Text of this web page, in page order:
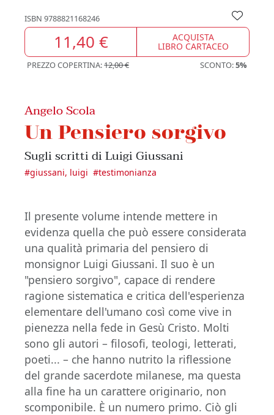
ISBN 9788821168246
11,40 € ACQUISTA
LIBRO CARTACEO
PREZZO COPERTINA:12,00 € SCONTO:5%
Angelo Scola
Un Pensiero sorgivo
Sugli scritti di Luigi Giussani
#giussani, luigi #testimonianza
Il presente volume intende mettere in
evidenza quella che può essere considerata
una qualità primaria del pensiero di
monsignor Luigi Giussani. Il suo è un
"pensiero sorgivo", capace di rendere
ragione sistematica e critica dell'esperienza
elementare dell'umano così come vive in
pienezza nella fede in Gesù Cristo. Molti
sono gli autori – filosofi, teologi, letterati,
poeti... – che hanno nutrito la riflessione
del grande sacerdote milanese, ma questa
alla fine ha un carattere originario, non
scomponibile. È un numero primo. Ciò gli